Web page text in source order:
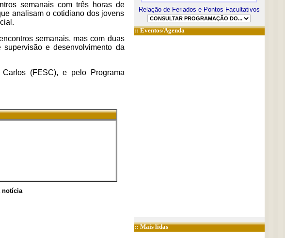
semanais com três horas de
analisam o cotidiano dos jovens
semanais, mas com duas
e desenvolvimento da
(FESC), e pelo Programa
notícia
Relação de Feriados e Pontos Facultativos
::Eventos/Agenda
:: Mais lidas